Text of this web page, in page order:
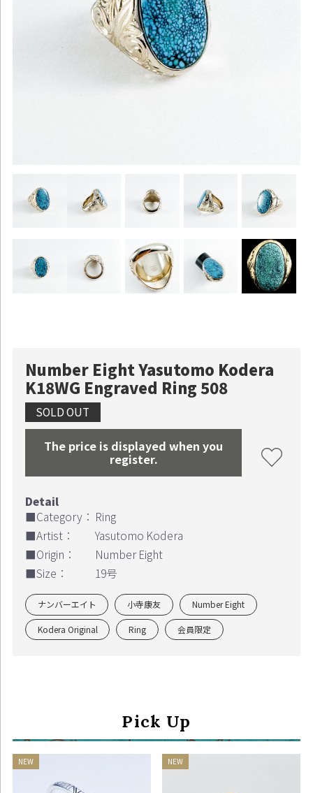
Number Eight Yasutomo Kodera
K18WG Engraved Ring 508
SOLD OUT
The price is displayed when you
register.
■Category： Ring
■Artist：
Yasutomo Kodera
■Origin：
Number Eight
■Size：
19号
ナンバーエイト 小寺康友 Number Eight
Kodera Original Ring 会員限定
Pick Up